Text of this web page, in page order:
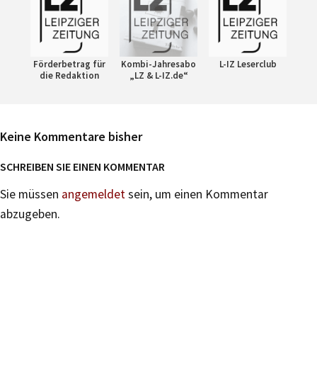
Förderbetrag für
die Redaktion
Kombi-Jahresabo
„LZ & L-IZ.de“
L-IZ Leserclub
Keine Kommentare bisher
SCHREIBEN SIE EINEN KOMMENTAR
Sie müssen angemeldetsein, um einen Kommentar
abzugeben.